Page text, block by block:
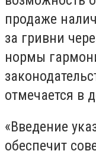
продаже
за гривни
нормы
отмечается в
«Введение
обеспечит